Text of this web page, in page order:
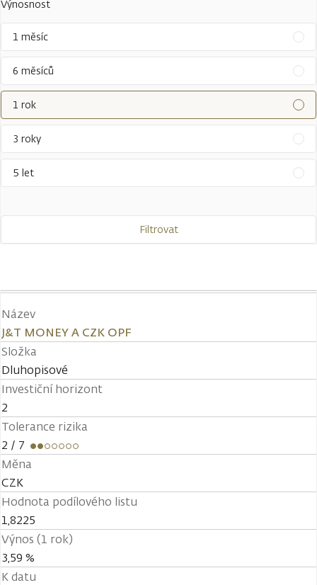
Výnosnost
1 měsíc
6 měsíců
1 rok
3 roky
5 let
Filtrovat
Název
J&T MONEY A CZK OPF
Složka
Dluhopisové
Investiční horizont
2
Tolerance rizika
2 / 7
Měna
CZK
Hodnota podílového listu
1,8225
Výnos (1 rok)
3,59 %
K datu